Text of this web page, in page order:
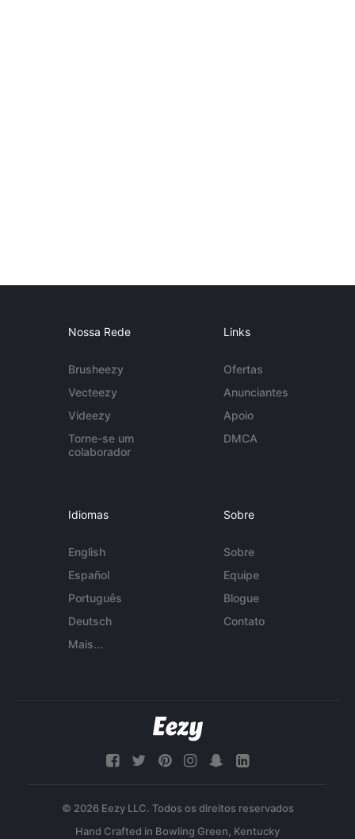
Nossa Rede
Brusheezy
Vecteezy
Videezy
Torne-se um
colaborador
Links
Ofertas
Anunciantes
Apoio
DMCA
Idiomas
English
Español
Português
Deutsch
Mais...
Sobre
Sobre
Equipe
Blogue
Contato
© 2026 Eezy LLC. Todos os direitos reservados